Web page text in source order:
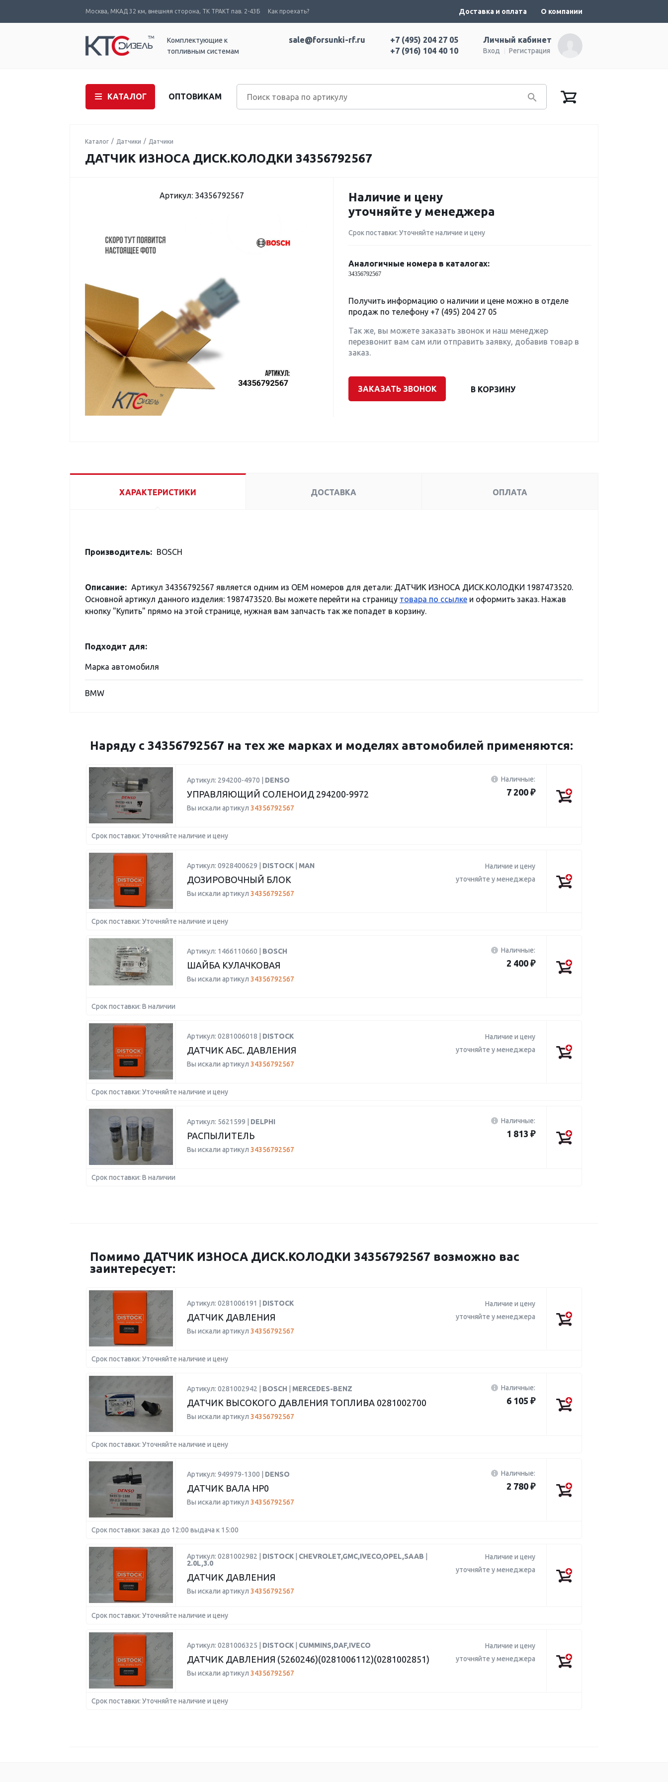
Москва, МКАД 32 км, внешняя сторона, ТК ТРАКТ пав. 2-43Б Как проехать? Доставка и оплата О компании
Комплектующие к
топливным системам
Личный кабинет
Вход Регистрация
+7 (495) 204 27 05
+7 (916) 104 40 10
sale@forsunki-rf.ru
КАТАЛОГ ОПТОВИКАМ
Каталог Датчики Датчики
ДАТЧИК ИЗНОСА ДИСК.КОЛОДКИ 34356792567
Артикул: 34356792567
Наличие и цену
уточняйте у менеджера
Срок поставки: Уточняйте наличие и цену
Аналогичные номера в каталогах:
34356792567
Получить информацию о наличии и цене можно в отделе
продаж по телефону +7 (495) 204 27 05
Так же, вы можете заказать звонок и наш менеджер
перезвонит вам сам или отправить заявку, добавив товар в
заказ.
ЗАКАЗАТЬ ЗВОНОК В КОРЗИНУ
ХАРАКТЕРИСТИКИ ДОСТАВКА ОПЛАТА
Производитель: BOSCH
Описание: Артикул 34356792567 является одним из OEM номеров для детали: ДАТЧИК ИЗНОСА ДИСК.КОЛОДКИ 1987473520.
Основной артикул данного изделия: 1987473520. Вы можете перейти на страницу товара по ссылке и оформить заказ. Нажав
кнопку "Купить" прямо на этой странице, нужная вам запчасть так же попадет в корзину.
Подходит для:
Марка автомобиля
BMW
Наряду с 34356792567 на тех же марках и моделях автомобилей применяются:
Артикул: 294200-4970 | DENSO
УПРАВЛЯЮЩИЙ СОЛЕНОИД 294200-9972
Вы искали артикул 34356792567
Наличные:
7 200 ₽
Срок поставки: Уточняйте наличие и цену
Артикул: 0928400629 | DISTOCK MAN
ДОЗИРОВОЧНЫЙ БЛОК
Вы искали артикул 34356792567
Наличие и цену
уточняйте у менеджера
Срок поставки: Уточняйте наличие и цену
Артикул: 1466110660 | BOSCH
ШАЙБА КУЛАЧКОВАЯ
Вы искали артикул 34356792567
Наличные:
2 400 ₽
Срок поставки: В наличии
Артикул: 0281006018 | DISTOCK
ДАТЧИК АБС. ДАВЛЕНИЯ
Вы искали артикул 34356792567
Наличие и цену
уточняйте у менеджера
Срок поставки: Уточняйте наличие и цену
Артикул: 5621599 | DELPHI
РАСПЫЛИТЕЛЬ
Вы искали артикул 34356792567
Наличные:
1 813 ₽
Срок поставки: В наличии
Помимо ДАТЧИК ИЗНОСА ДИСК.КОЛОДКИ 34356792567 возможно вас
заинтересует:
Артикул: 0281006191 | DISTOCK
ДАТЧИК ДАВЛЕНИЯ
Вы искали артикул 34356792567
Наличие и цену
уточняйте у менеджера
Срок поставки: Уточняйте наличие и цену
Артикул: 0281002942 | BOSCH MERCEDES-BENZ
ДАТЧИК ВЫСОКОГО ДАВЛЕНИЯ ТОПЛИВА 0281002700
Вы искали артикул 34356792567
Наличные:
6 105 ₽
Срок поставки: Уточняйте наличие и цену
Артикул: 949979-1300 | DENSO
ДАТЧИК ВАЛА HP0
Вы искали артикул 34356792567
Наличные:
2 780 ₽
Срок поставки: заказ до 12:00 выдача к 15:00
Артикул: 0281002982 | DISTOCK CHEVROLET,GMC,IVECO,OPEL,SAAB
2.0L,3.0
ДАТЧИК ДАВЛЕНИЯ
Вы искали артикул 34356792567
Наличие и цену
уточняйте у менеджера
Срок поставки: Уточняйте наличие и цену
Артикул: 0281006325 | DISTOCK CUMMINS,DAF,IVECO
ДАТЧИК ДАВЛЕНИЯ (5260246)(0281006112)(0281002851)
Вы искали артикул 34356792567
Наличие и цену
уточняйте у менеджера
Срок поставки: Уточняйте наличие и цену